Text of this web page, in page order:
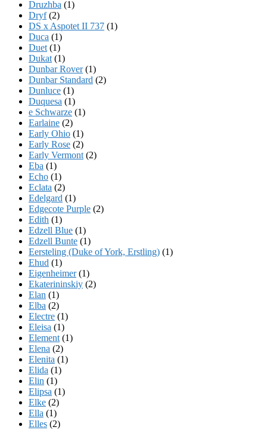
Druzhba (1)
Dryf(2)
DS x Aspotet II 737 (1)
Duca (1)
Duet (1)
Dukat (1)
Dunbar Rover(1)
Dunbar Standard (2)
Dunluce (1)
Duquesa (1)
e Schwarze (1)
Earlaine (2)
Early Ohio (1)
Early Rose (2)
Early Vermont (2)
Eba (1)
Echo (1)
Eclata (2)
Edelgard (1)
Edgecote Purple (2)
Edith (1)
Edzell Blue (1)
Edzell Bunte (1)
Eersteling (Duke of York, Erstling) (1)
Ehud (1)
Eigenheimer(1)
Ekaterininskiy (2)
Elan (1)
Elba (2)
Electre (1)
Eleisa (1)
Element (1)
Elena (2)
Elenita (1)
Elida (1)
Elin (1)
Elipsa (1)
Elke (2)
Ella (1)
Elles (2)